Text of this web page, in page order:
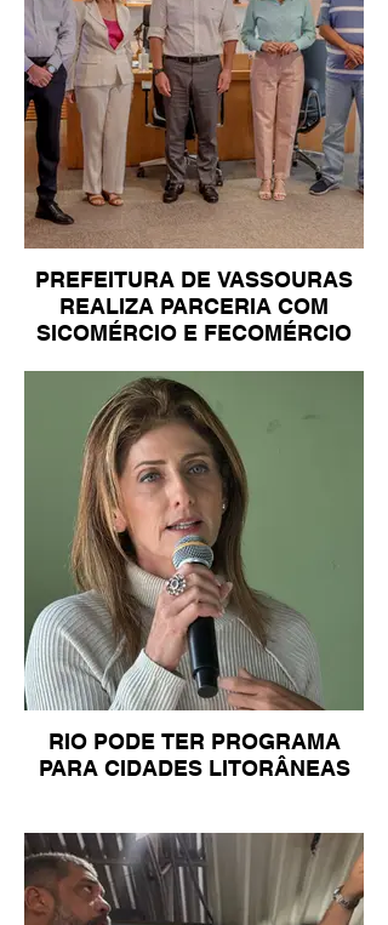
PREFEITURA DE VASSOURAS
REALIZA PARCERIA COM
SICOMÉRCIO E FECOMÉRCIO
RIO PODE TER PROGRAMA
PARA CIDADES LITORÂNEAS